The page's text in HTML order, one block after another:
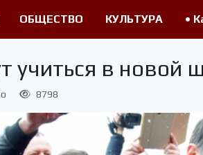
ОБЩЕСТВО КУЛЬТУРА •
учиться в новой
8798